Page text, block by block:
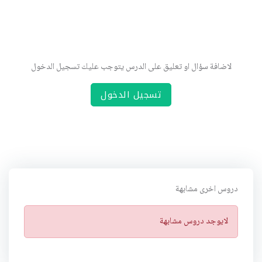
لاضافة سؤال او تعليق على الدرس يتوجب عليك تسجيل الدخول
تسجيل الدخول
دروس اخرى مشابهة
ت
ن
لايوجد دروس مشابهة